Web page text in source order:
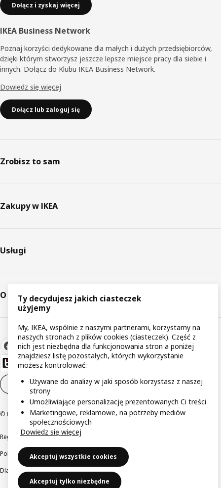
Dołącz i zyskaj więcej
IKEA Business Network
Poznaj korzyści dedykowane dla małych i dużych przedsiębiorców,
dzięki którym stworzysz jeszcze lepsze miejsce pracy dla siebie i
innych. Dołącz do Klubu IKEA Business Network.
Dowiedz się więcej
Dołącz lub zaloguj się
Zrobisz to sam
Zakupy w IKEA
Usługi
O IKEA
Ustawienia plików cookie PL
© Inter IKEA Systems B.V 1999-2026
RegulaminyPolityka prywatności
Polityka odpowiedzialnego ujawniania informacji
Dla akcjonariuszy IKEA Distribution
Ty decydujesz jakich ciasteczek
użyjemy
My, IKEA, wspólnie z naszymi partnerami, korzystamy na
naszych stronach z plików cookies (ciasteczek). Część z
nich jest niezbędna dla funkcjonowania stron a poniżej
znajdziesz listę pozostałych, których wykorzystanie
możesz kontrolować:
Używane do analizy w jaki sposób korzystasz z naszej
strony
Umożliwiające personalizację prezentowanych Ci treści
Marketingowe, reklamowe, na potrzeby mediów
społecznościowych
Dowiedz się więcej
Akceptuj wszystkie cookies
Akceptuj tylko niezbędne